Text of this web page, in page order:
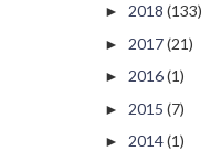
► 2018 (133)
► 2017(21)
► 2016(1)
► 2015 (7)
► 2014(1)